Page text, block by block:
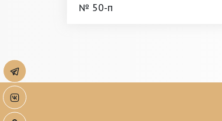
№ 50-п